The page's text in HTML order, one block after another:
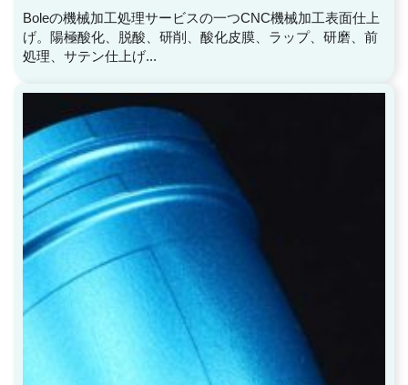
Boleの機械加工処理サービスの一つCNC機械加工表面仕上
げ。陽極酸化、脱酸、研削、酸化皮膜、ラップ、研磨、前
処理、サテン仕上げ...